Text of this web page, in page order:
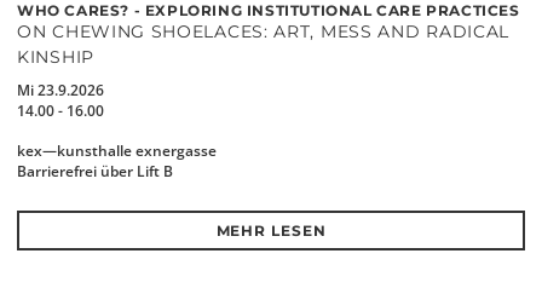
WHO CARES? - EXPLORING INSTITUTIONAL CARE PRACTICES
ON CHEWING SHOELACES: ART, MESS AND RADICAL
KINSHIP
Mi 23.9.2026
14.00 - 16.00
kex—kunsthalle exnergasse
Barrierefrei über Lift B
MEHR LESEN